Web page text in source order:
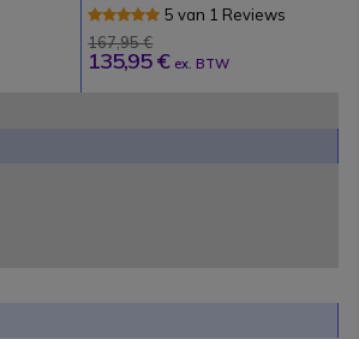
5 van 1 Reviews
167,95 €
135,95 € ex. BTW